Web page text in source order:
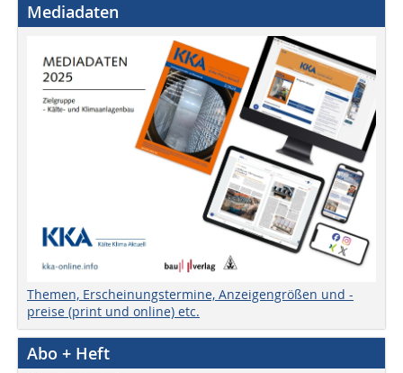
Mediadaten
Themen, Erscheinungstermine, Anzeigengrößen und -
preise (print und online) etc.
Abo + Heft